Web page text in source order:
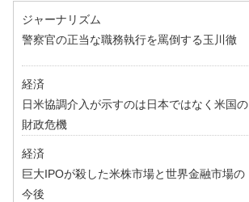
ジャーナリズム
警察官の正当な職務執行を罵倒する玉川徹
経済
日米協調介入が示すのは日本ではなく米国の
財政危機
経済
巨大IPOが殺した米株市場と世界金融市場の
今後